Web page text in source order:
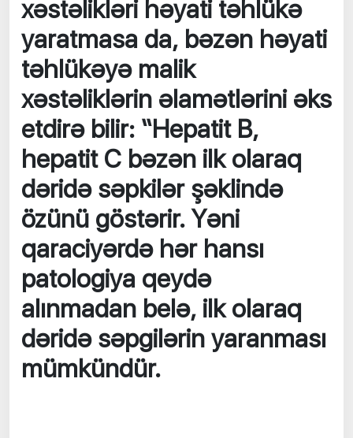
xəstəlikləri həyati təhlükə
yaratmasa da, bəzən həyati
təhlükəyə malik
xəstəliklərin əlamətlərini əks
etdirə bilir: “Hepatit B,
hepatit C bəzən ilk olaraq
dəridə səpkilər şəklində
özünü göstərir. Yəni
qaraciyərdə hər hansı
patologiya qeydə
alınmadan belə, ilk olaraq
dəridə səpgilərin yaranması
mümkündür.